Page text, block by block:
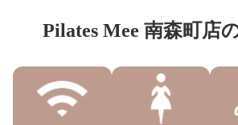
Pilates Mee 南森町店